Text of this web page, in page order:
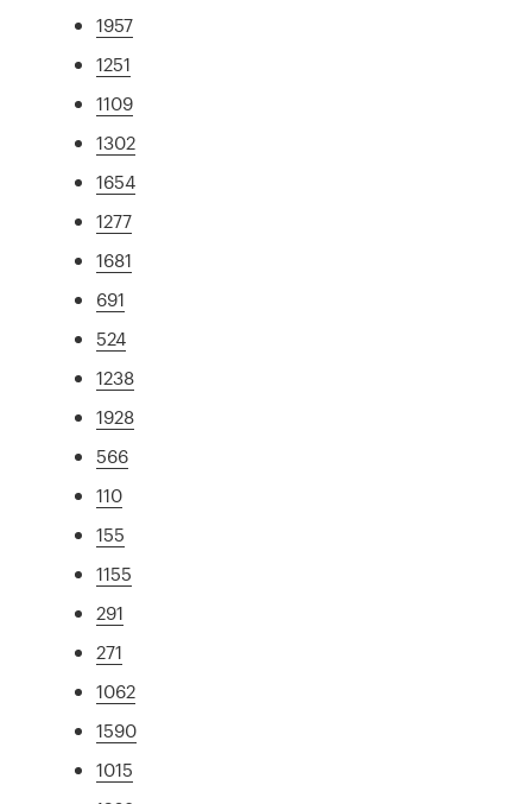
1957
1251
1109
1302
1654
1277
1681
691
524
1238
1928
566
110
155
1155
291
271
1062
1590
1015